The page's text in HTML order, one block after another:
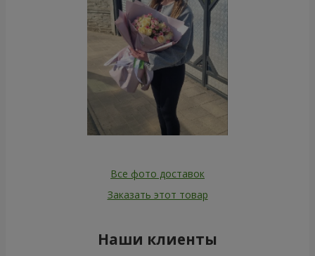
Все фото доставок
Заказать этот товар
Наши клиенты